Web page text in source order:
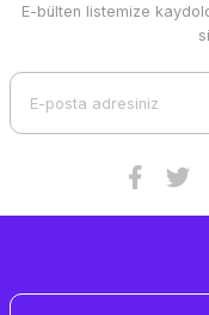
Ürün resmi kalitesiz,
E-bülten listemize